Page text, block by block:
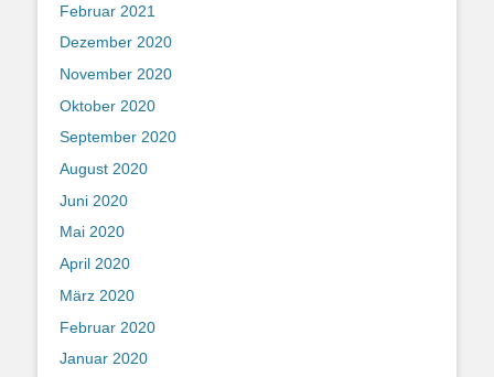
Februar 2021
Dezember 2020
November 2020
Oktober 2020
September 2020
August 2020
Juni 2020
Mai 2020
April 2020
März 2020
Februar 2020
Januar 2020